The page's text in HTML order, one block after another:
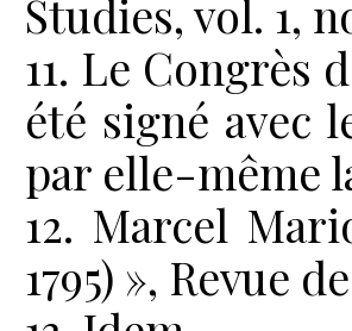
Studies, vol. 1,
11. Le Congrès
été signé avec
par elle-même
12. Marcel
1795) », Revue